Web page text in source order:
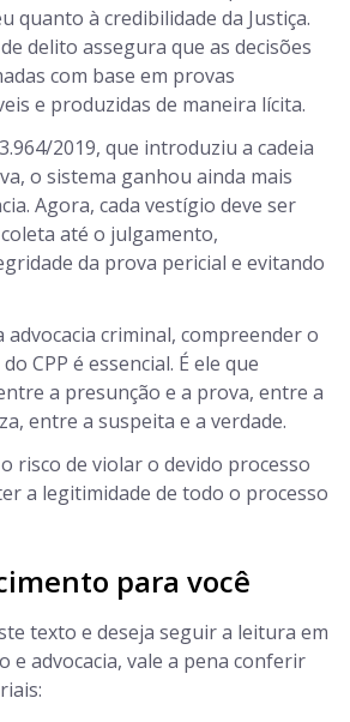
quanto à credibilidade da Justiça.
delito assegura que as decisões
com base em provas
e produzidas de maneira lícita.
2019, que introduziu a cadeia
o sistema ganhou ainda mais
Agora, cada vestígio deve ser
até o julgamento,
da prova pericial e evitando
advocacia criminal, compreender o
CPP é essencial. É ele que
a presunção e a prova, entre a
entre a suspeita e a verdade.
risco de violar o devido processo
a legitimidade de todo o processo
para você
texto e deseja seguir a leitura em
e advocacia, vale a pena conferir